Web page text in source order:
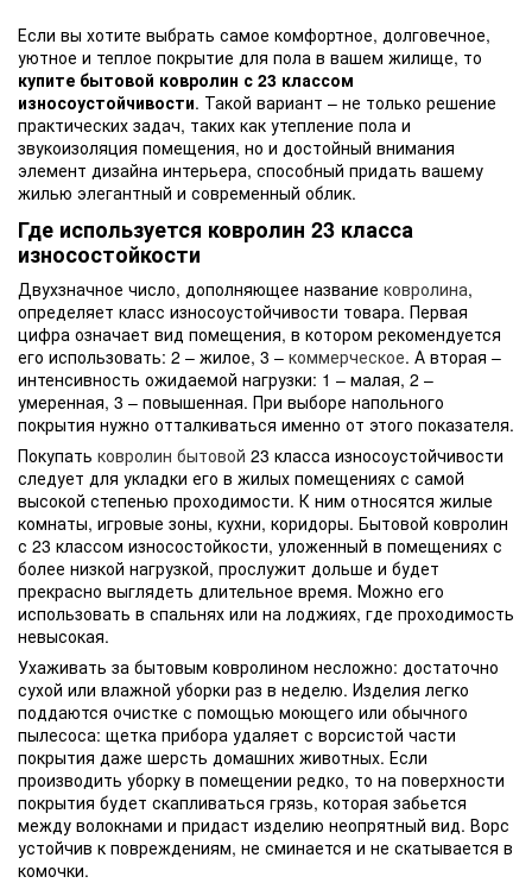
Если вы хотите выбрать самое комфортное, долговечное,
уютное и теплое покрытие для пола в вашем жилище, то
купите бытовой ковролин с 23 классом
износоустойчивости. Такой вариант – не только решение
практических задач, таких как утепление пола и
звукоизоляция помещения, но и достойный внимания
элемент дизайна интерьера, способный придать вашему
жилью элегантный и современный облик.
Где используется ковролин 23 класса
износостойкости
Двухзначное число, дополняющее название ковролина,
определяет класс износоустойчивости товара. Первая
цифра означает вид помещения, в котором рекомендуется
его использовать: 2 – жилое, 3 – коммерческое. А вторая –
интенсивность ожидаемой нагрузки: 1 – малая, 2 –
умеренная, 3 – повышенная. При выборе напольного
покрытия нужно отталкиваться именно от этого показателя.
Покупать ковролин бытовой 23 класса износоустойчивости
следует для укладки его в жилых помещениях с самой
высокой степенью проходимости. К ним относятся жилые
комнаты, игровые зоны, кухни, коридоры. Бытовой ковролин
с 23 классом износостойкости, уложенный в помещениях с
более низкой нагрузкой, прослужит дольше и будет
прекрасно выглядеть длительное время. Можно его
использовать в спальнях или на лоджиях, где проходимость
невысокая.
Ухаживать за бытовым ковролином несложно: достаточно
сухой или влажной уборки раз в неделю. Изделия легко
поддаются очистке с помощью моющего или обычного
пылесоса: щетка прибора удаляет с ворсистой части
покрытия даже шерсть домашних животных. Если
производить уборку в помещении редко, то на поверхности
покрытия будет скапливаться грязь, которая забьется
между волокнами и придаст изделию неопрятный вид. Ворс
устойчив к повреждениям, не сминается и не скатывается в
комочки.